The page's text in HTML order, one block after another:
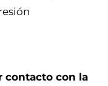
contacto con la